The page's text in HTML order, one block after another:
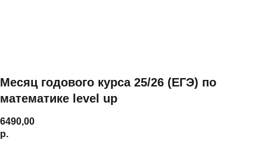
Месяц годового курса 25/26 (ЕГЭ) по
математике level up
6490,00
р.